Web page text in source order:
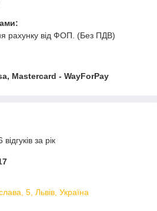
рахунку від ФОП. (Без ПДВ)
Mastercard - WayForPay
за рік
5, Львів, Україна